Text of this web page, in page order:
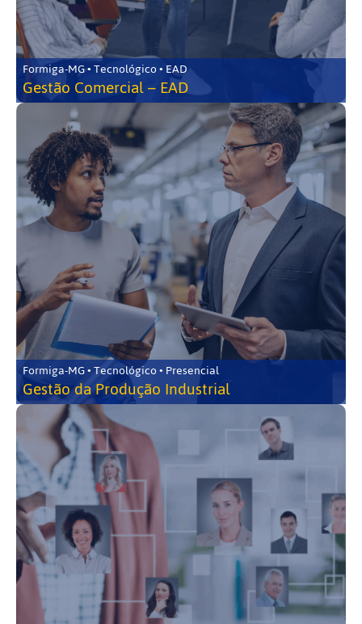
Formiga-MG • Tecnológico • EAD
Gestão Comercial – EAD
Formiga-MG • Tecnológico • Presencial
Gestão da Produção Industrial